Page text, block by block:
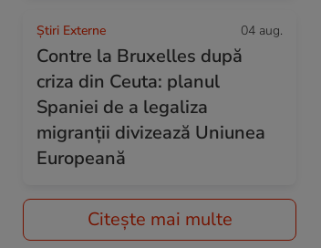
Știri Externe 04 aug.
Contre la Bruxelles după
criza din Ceuta: planul
Spaniei de a legaliza
migranții divizează Uniunea
Europeană
Citește mai multe